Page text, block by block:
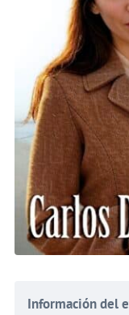
Información del